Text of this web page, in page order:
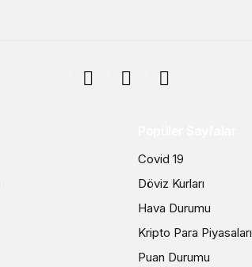
Covid 19
Döviz Kurları
Hava Durumu
Kripto Para Piyasaları
Puan Durumu